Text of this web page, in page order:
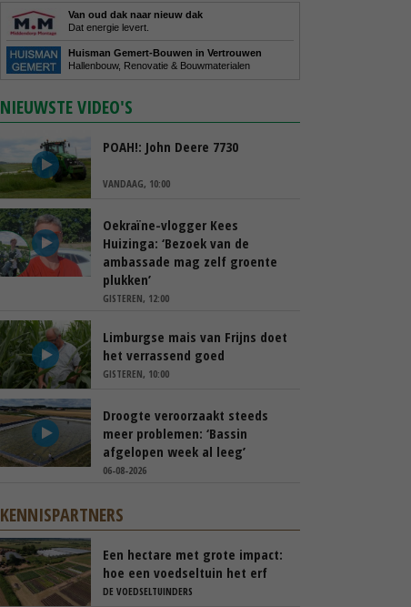
Van oud dak naar nieuw dak
Dat energie levert.
Huisman Gemert-Bouwen in Vertrouwen
Hallenbouw, Renovatie & Bouwmaterialen
NIEUWSTE VIDEO'S
POAH!: John Deere 7730
VANDAAG, 10:00
Oekraïne-vlogger Kees
Huizinga: ‘Bezoek van de
ambassade mag zelf groente
plukken’
GISTEREN, 12:00
Limburgse mais van Frijns doet
het verrassend goed
GISTEREN, 10:00
Droogte veroorzaakt steeds
meer problemen: ‘Bassin
afgelopen week al leeg’
06-08-2026
KENNISPARTNERS
Een hectare met grote impact:
hoe een voedseltuin het erf
van Barton Arnts versterkt
DE VOEDSELTUINDERS